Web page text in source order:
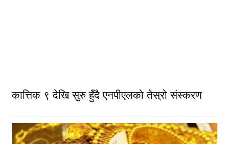
कात्तिक ९ देखि सुरु हुँदै एनपीएलको तेस्रो संस्करण